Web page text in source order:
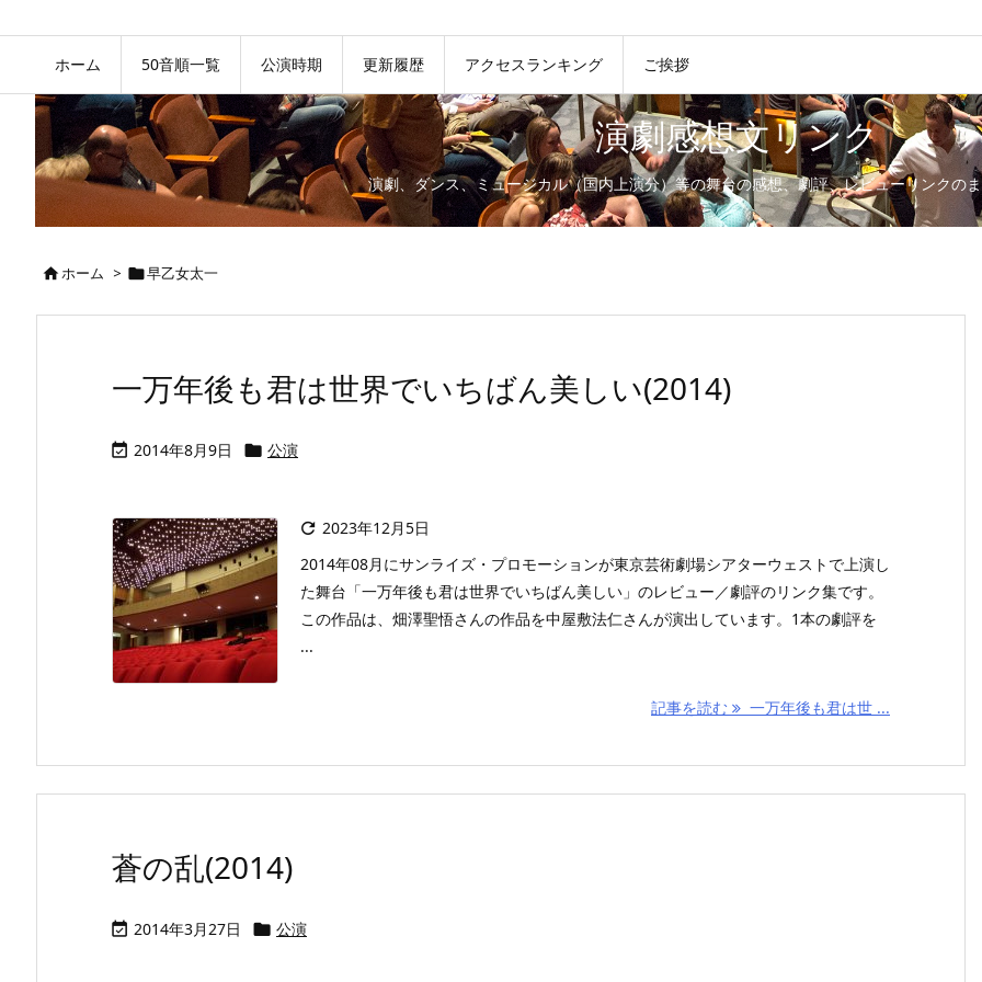
ホーム 50音順一覧 公演時期 更新履歴 アクセスランキング ご挨拶
演劇感想文リンク
演劇、ダンス、ミュージカル（国内上演分）等の舞台の感想、劇評、レビューリンクの
ホーム > 早乙女太一
一万年後も君は世界でいちばん美しい(2014)
 2014年8月9日  公演
 2023年12月5日
2014年08月にサンライズ・プロモーションが東京芸術劇場シアターウェストで上演し
た舞台「一万年後も君は世界でいちばん美しい」のレビュー／劇評のリンク集です。
この作品は、畑澤聖悟さんの作品を中屋敷法仁さんが演出しています。1本の劇評を
...
記事を読む 一万年後も君は世 ...
蒼の乱(2014)
 2014年3月27日  公演